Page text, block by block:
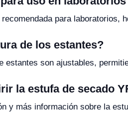
para
de los estantes?
estantes son ajustables,
la estufa de secado
y más información sobre la